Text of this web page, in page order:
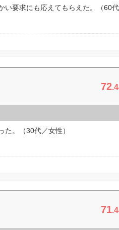
い要求にも応えてもらえた。（60
72
。（30代／女性）
71